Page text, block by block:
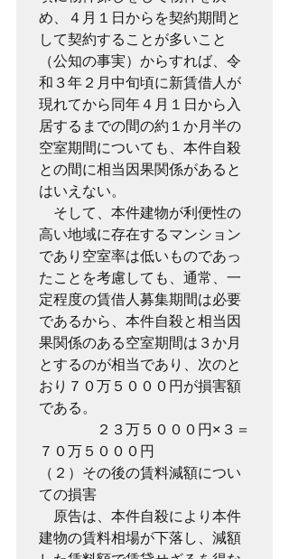
め、４月１日からを契約期間と
して契約することが多いこと
（公知の事実）からすれば、令
和３年２月中旬頃に新賃借人が
現れてから同年４月１日から入
居するまでの間の約１か月半の
空室期間についても、本件自殺
との間に相当因果関係があると
はいえない。
そして、本件建物が利便性の
高い地域に存在するマンション
であり空室率は低いものであっ
たことを考慮しても、通常、一
定程度の賃借人募集期間は必要
であるから、本件自殺と相当因
果関係のある空室期間は３か月
とするのが相当であり、次のと
おり７０万５０００円が損害額
である。
２３万５０００円×３＝
７０万５０００円
（２）その後の賃料減額につい
ての損害
原告は、本件自殺により本件
建物の賃料相場が下落し、減額